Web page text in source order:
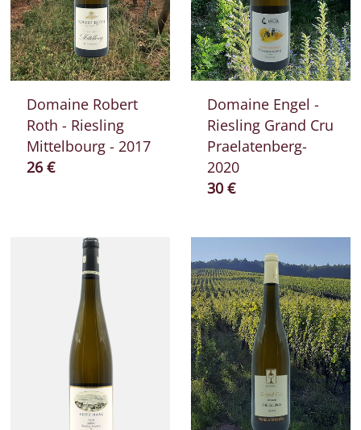
Domaine Robert
Roth - Riesling
Mittelbourg - 2017
Prix ​​actuel
26 €
Domaine Engel -
Riesling Grand Cru
Praelatenberg-
2020
Prix ​​actuel
30 €